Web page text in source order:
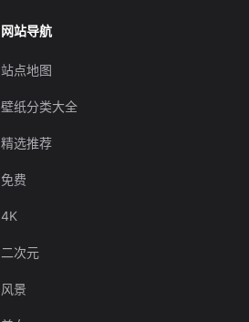
网站导航
站点地图
壁纸分类大全
精选推荐
免费
4K
二次元
风景